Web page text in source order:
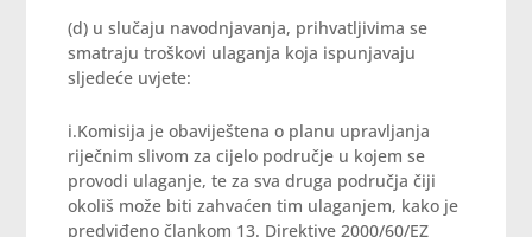
(d) u slučaju navodnjavanja, prihvatljivima se
smatraju troškovi ulaganja koja ispunjavaju
sljedeće uvjete:
i.Komisija je obaviještena o planu upravljanja
riječnim slivom za cijelo područje u kojem se
provodi ulaganje, te za sva druga područja čiji
okoliš može biti zahvaćen tim ulaganjem, kako je
predviđeno člankom 13. Direktive 2000/60/EZ